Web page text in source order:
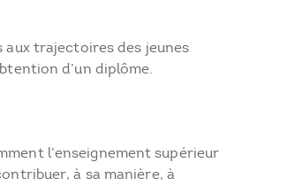
trajectoires des jeunes
d’un diplôme.
l’enseignement supérieur
à sa manière, à